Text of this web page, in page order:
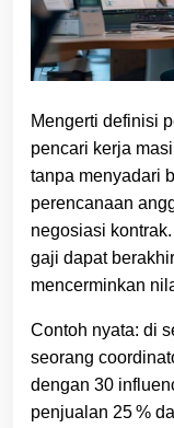
Mengerti definisi
pencari kerja
tanpa menyadari
perencanaan
negosiasi
gaji dapat
mencerminkan
Contoh nyata: di
seorang
dengan 30
penjualan 25 %